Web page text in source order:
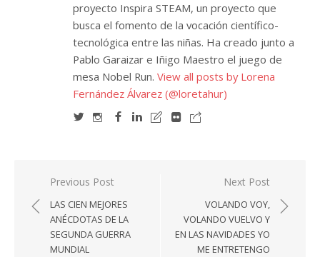
proyecto Inspira STEAM, un proyecto que
busca el fomento de la vocación científico-
tecnológica entre las niñas. Ha creado junto a
Pablo Garaizar e Iñigo Maestro el juego de
mesa Nobel Run. View all posts by Lorena
Fernández Álvarez (@loretahur)
Navegación
de
entradas
Previous Post
LAS CIEN MEJORES
ANÉCDOTAS DE LA
SEGUNDA GUERRA
MUNDIAL
Next Post
VOLANDO VOY,
VOLANDO VUELVO Y
EN LAS NAVIDADES YO
ME ENTRETENGO